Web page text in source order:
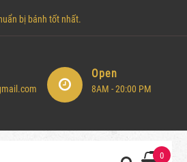
bị bánh tốt nhất.
Open
8AM - 20:00 PM
0